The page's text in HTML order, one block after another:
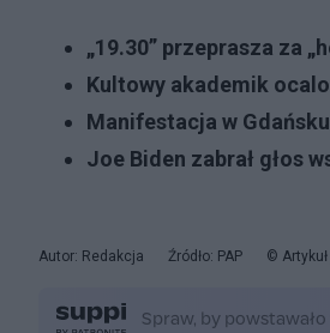
„19.30” przeprasza za
Kultowy akademik
Manifestacja w
Joe Biden zabrał głos
Autor: Redakcja Źródło: PAP ©